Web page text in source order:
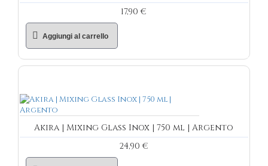
17,90 €
Aggiungi al carrello
Akira | Mixing Glass Inox | 750 ml | Argento
24,90 €